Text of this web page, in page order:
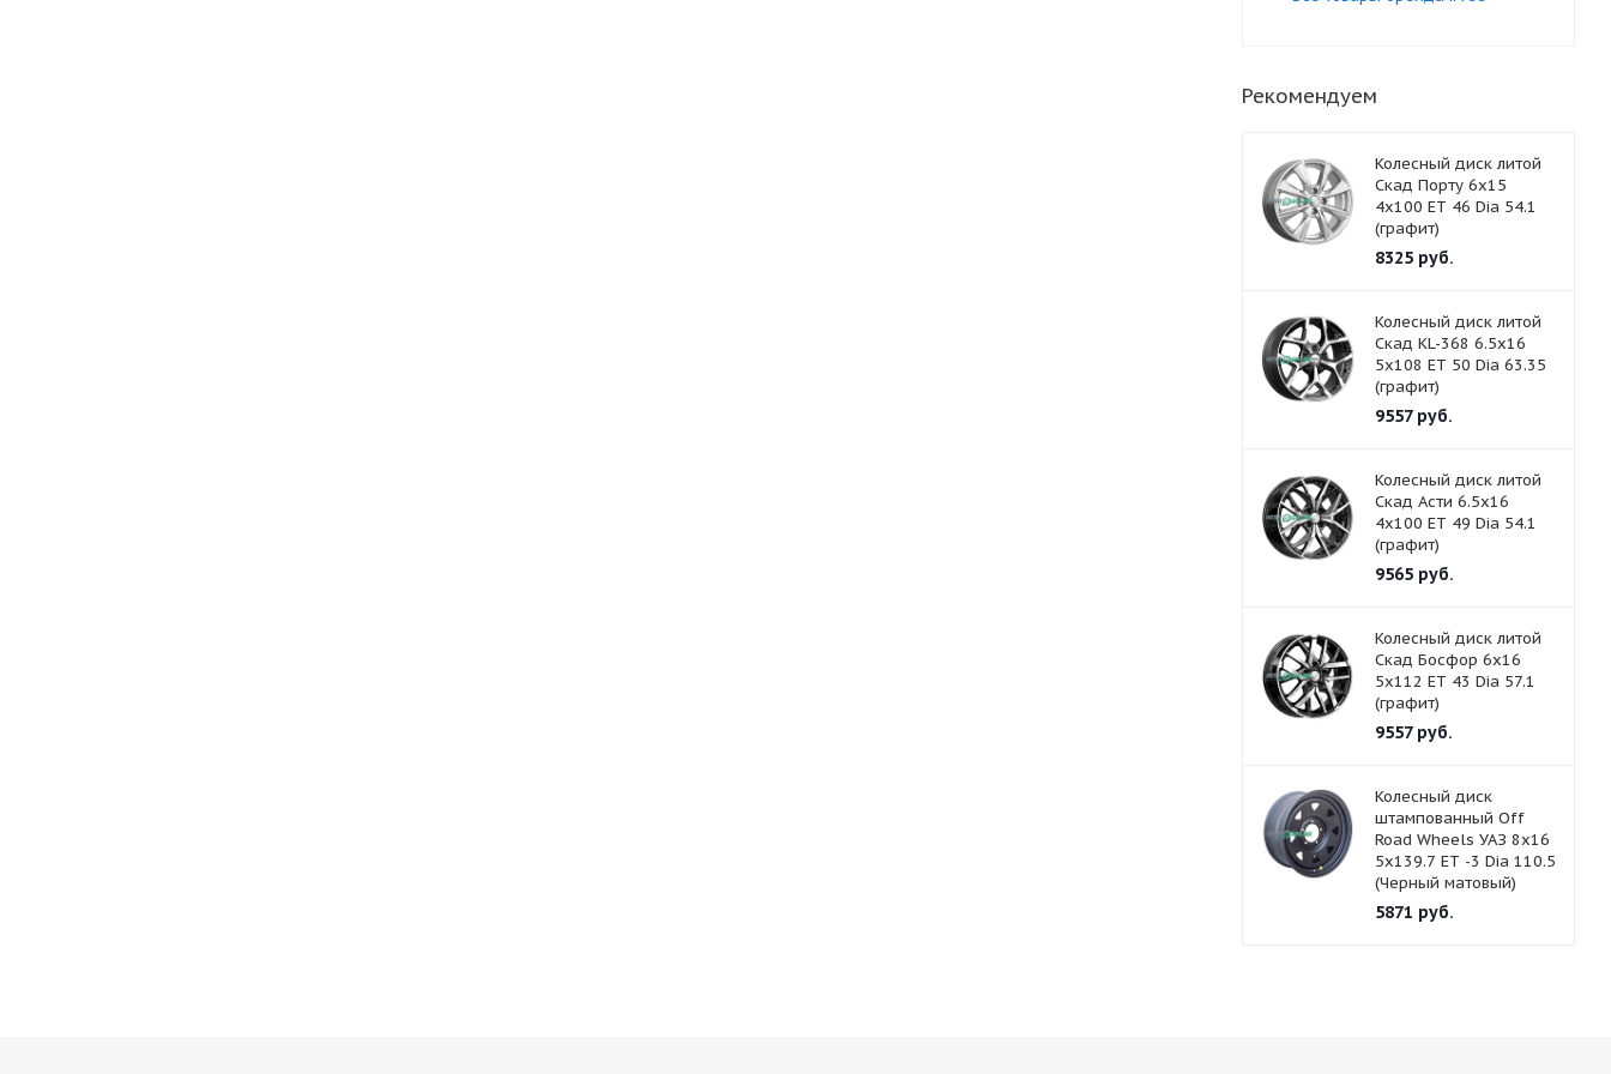
Рекомендуем
Колесный диск литой
Скад Порту 6x15
4x100 ET 46 Dia 54.1
(графит)
8325руб.
Колесный диск литой
Скад KL-368 6.5x16
5x108 ET 50 Dia 63.35
(графит)
9557руб.
Колесный диск литой
Скад Асти 6.5x16
4x100 ET 49 Dia 54.1
(графит)
9565руб.
Колесный диск литой
Скад Босфор 6x16
5x112 ET 43 Dia 57.1
(графит)
9557руб.
Колесный диск
штампованный Off
Road Wheels УАЗ 8x16
5x139.7 ET -3 Dia 110.5
(Черный матовый)
5871 руб.